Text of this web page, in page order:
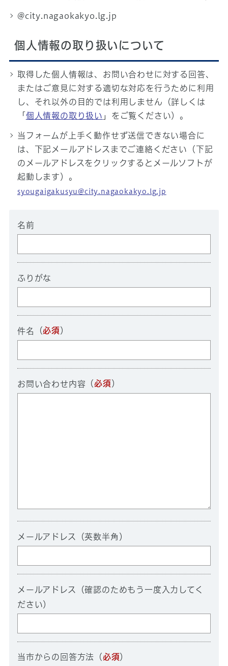
@city.nagaokakyo.lg.jp
個人情報の取り扱いについて
取得した個人情報は、お問い合わせに対する回答、
またはご意見に対する適切な対応を行うために利用
し、それ以外の目的では利用しません（詳しくは
「 個人情報の取り扱い 」をご覧ください）。
当フォームが上手く動作せず送信できない場合に
は、下記メールアドレスまでご連絡ください（下記
のメールアドレスをクリックするとメールソフトが
起動します）。
syougaigakusyu@city.nagaokakyo.lg.jp
名前
ふりがな
件名 （必須 ）
お問い合わせ内容 （必須 ）
メールアドレス（英数半角）
メールアドレス（確認のためもう一度入力してく
ださい）
当市からの回答方法 （必須）